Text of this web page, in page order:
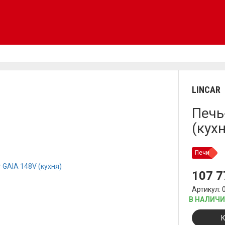
LINCAR
Печи
107
Артикул:
В